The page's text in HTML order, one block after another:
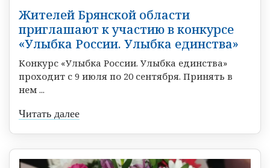
Жителей Брянской области
приглашают к участию в конкурсе
«Улыбка России. Улыбка единства»
Конкурс «Улыбка России. Улыбка единства»
проходит с 9 июля по 20 сентября. Принять в
нем ...
Читать далее